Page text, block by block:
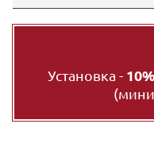
Установка - 10%